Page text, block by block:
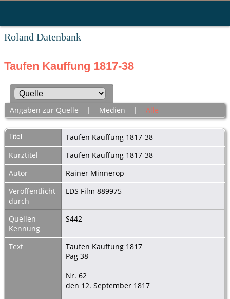
Roland Datenbank
Taufen Kauffung 1817-38
Angaben zur Quelle | Medien | Alle
Titel
Taufen Kauffung 1817-38
Kurztitel
Taufen Kauffung 1817-38
Autor
Rainer Minnerop
Veröffentlicht
durch
LDS Film 889975
Quellen-
Kennung
S442
Text
Taufen Kauffung 1817
Pag 38
Nr. 62
den 12. September 1817